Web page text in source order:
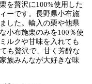
を贅沢に100%使用した
ーです。長野県小布施
した。輸入の栗や他県
小布施栗のみを100％使
ルクや甘味を入れても
も贅沢で、甘く芳醇な
族みんなが大好きな味